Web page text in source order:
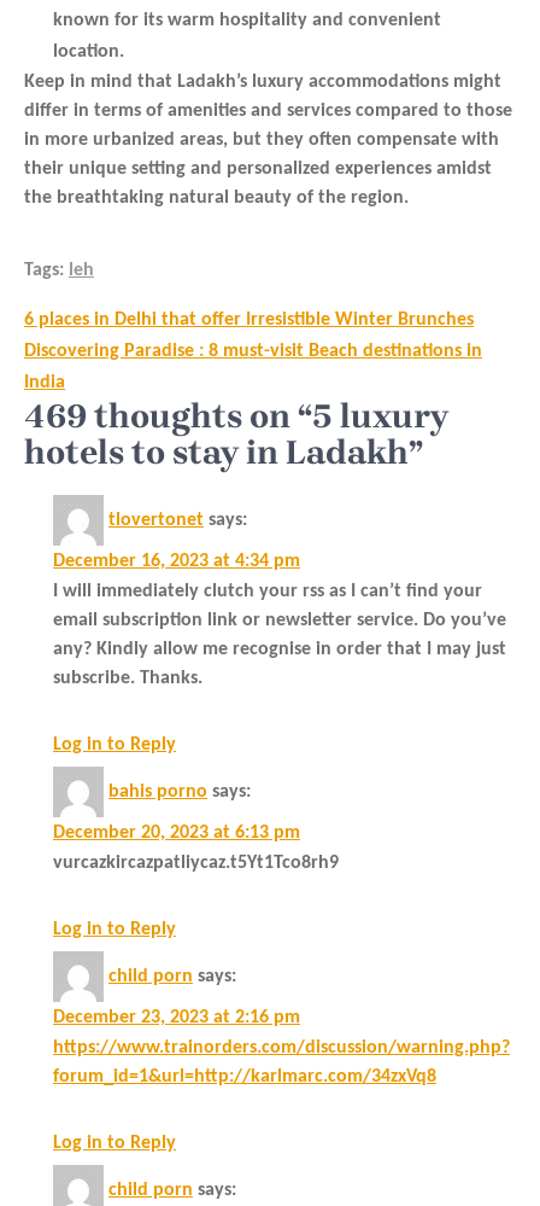
known for its warm hospitality and convenient
location.
Keep in mind that Ladakh’s luxury accommodations might
differ in terms of amenities and services compared to those
in more urbanized areas, but they often compensate with
their unique setting and personalized experiences amidst
the breathtaking natural beauty of the region.
Tags: leh
Post
navigation
6 places in Delhi that offer Irresistible Winter Brunches
Discovering Paradise : 8 must-visit Beach destinations in
India
469 thoughts on “5 luxury
hotels to stay in Ladakh”
tlovertonet says:
December 16, 2023 at 4:34 pm
I will immediately clutch your rss as I can’t find your
email subscription link or newsletter service. Do you’ve
any? Kindly allow me recognise in order that I may just
subscribe. Thanks.
Log in to Reply
bahis porno says:
December 20, 2023 at 6:13 pm
vurcazkircazpatliycaz.t5Yt1Tco8rh9
Log in to Reply
child porn says:
December 23, 2023 at 2:16 pm
https://www.trainorders.com/discussion/warning.php?
forum_id=1&url=http://karlmarc.com/34zxVq8
Log in to Reply
child porn says: